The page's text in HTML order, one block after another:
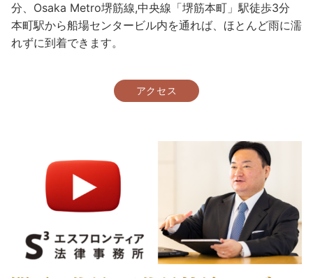
分、Osaka Metro堺筋線,中央線「堺筋本町」駅徒歩3分
本町駅から船場センタービル内を通れば、ほとんど雨に濡
れずに到着できます。
アクセス